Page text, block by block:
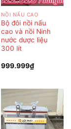
NỒI NẤU CAO
Bộ đôi nồi nấu
cao và nồi Ninh
nước dược liệu
300 lít
999.999₫